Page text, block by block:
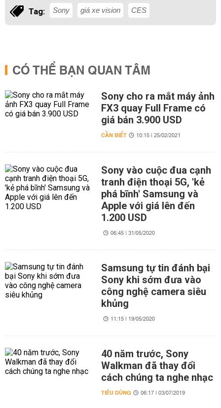
Tag: Sony giá xe vision CES
CÓ THỂ BẠN QUAN TÂM
Sony cho ra mắt máy ảnh
FX3 quay Full Frame có
giá bán 3.900 USD
CẦN BIẾT 10:15 | 25/02/2021
Sony vào cuộc đua cạnh
tranh điện thoại 5G, 'kẻ
phá bĩnh' Samsung và
Apple với giá lên đến
1.200 USD
06:45 | 31/05/2020
Samsung tự tin đánh bại
Sony khi sớm đưa vào
công nghệ camera siêu
khủng
11:15 | 19/05/2020
40 năm trước, Sony
Walkman đã thay đổi
cách chúng ta nghe nhạc
TIÊU DÙNG 06:17 | 03/07/2019